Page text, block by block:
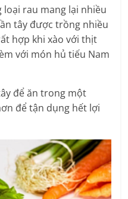
rau mang lại nhiều
tây được trồng nhiều
hợp khi xào với thịt
với món hủ tiếu Nam
để ăn trong một
để tận dụng hết lợi